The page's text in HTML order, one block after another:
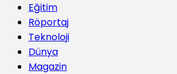
Eğitim
Röportaj
Teknoloji
Dünya
Magazin